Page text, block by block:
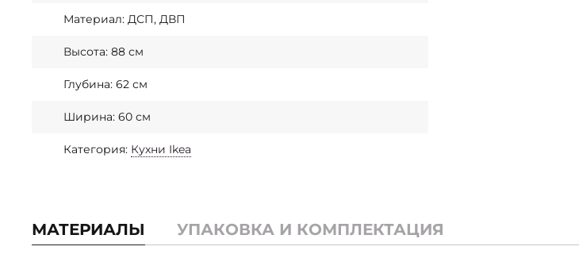
Материал: ДСП, ДВП
Высота: 88 см
Глубина: 62 см
Ширина: 60 см
Категория: Кухни Ikea
МАТЕРИАЛЫ УПАКОВКА И КОМПЛЕКТАЦИЯ